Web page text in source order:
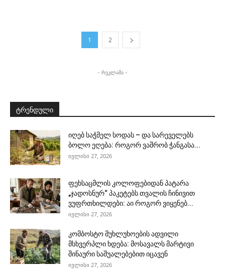
1 2
- რეკლამა -
ტრენდული
იღებ საჭმელ სოდას – და სარეველებს
ბოლო ეღება: როგორ ვაშრობ ჭანგასა...
ივლისი 27, 2026
ფეხსაცმლის კოლოფებიდან პატარა
„ჯადოსნურ“ პაკეტებს თვალის ჩინივით
ვუფრთხილდები: აი როგორ ვიყენებ...
ივლისი 27, 2026
კომბოსტო მუხლუხოების ადვილი
მსხვერპლი ხდება: მოსავალს მარტივი
შინაური საშუალებებით იცავენ
ივლისი 27, 2026